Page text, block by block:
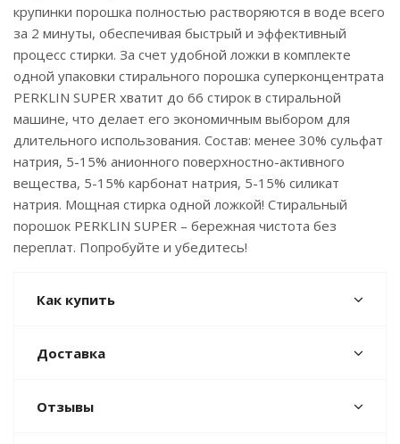
крупинки порошка полностью растворяются в воде всего
за 2 минуты, обеспечивая быстрый и эффективный
процесс стирки. За счет удобной ложки в комплекте
одной упаковки стирального порошка суперконцентрата
PERKLIN SUPER хватит до 66 стирок в стиральной
машине, что делает его экономичным выбором для
длительного использования. Состав: менее 30% сульфат
натрия, 5-15% анионного поверхностно-активного
вещества, 5-15% карбонат натрия, 5-15% силикат
натрия. Мощная стирка одной ложкой! Стиральный
порошок PERKLIN SUPER – бережная чистота без
переплат. Попробуйте и убедитесь!
Как купить
Доставка
Отзывы